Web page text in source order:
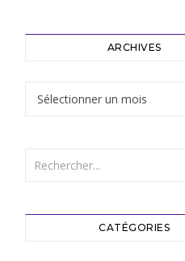
ARCHIVES
Archives
CATÉGORIES